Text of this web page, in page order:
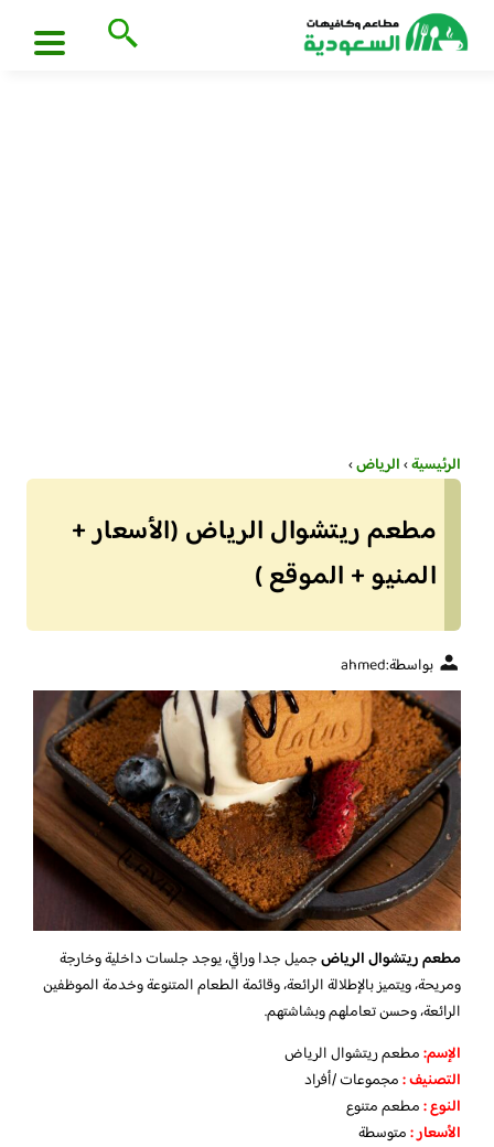
الرئيسية›الرياض›
مطعم ريتشوال الرياض (الأسعار +
المنيو + الموقع )
بواسطة:ahmed
مطعم ريتشوال الرياضجميل جدا وراقي، يوجد جلسات داخلية وخارجة
ومريحة، ويتميز بالإطلالة الرائعة، وقائمة الطعام المتنوعة وخدمة الموظفين
الرائعة، وحسن تعاملهم وبشاشتهم.
الإسم:مطعم ريتشوال الرياض
التصنيف :مجموعات /أفراد
النوع :مطعم متنوع
الأسعار :متوسطة